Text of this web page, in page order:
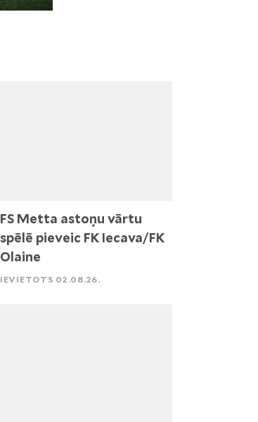
FS Metta astoņu vārtu
spēlē pieveic FK Iecava/FK
Olaine
IEVIETOTS 02.08.26.